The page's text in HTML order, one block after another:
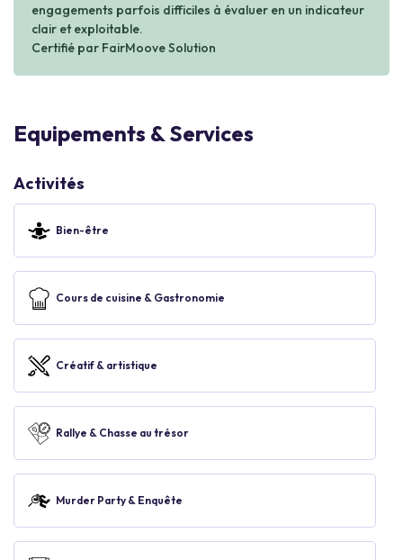
engagements parfois difficiles à évaluer en un indicateur
clair et exploitable.
Certifié par FairMoove Solution
Equipements & Services
Activités
Bien-être
Cours de cuisine & Gastronomie
Créatif & artistique
Rallye & Chasse au trésor
Murder Party & Enquête